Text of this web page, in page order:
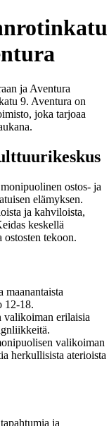
ja Aventura
9. Aventura on
joka tarjoaa
ostos- ja
elämyksen.
ja kahviloista,
keskellä
tekoon.
maanantaista
12-18.
valikoiman erilaisia
valikoiman
herkullisista aterioista
ja